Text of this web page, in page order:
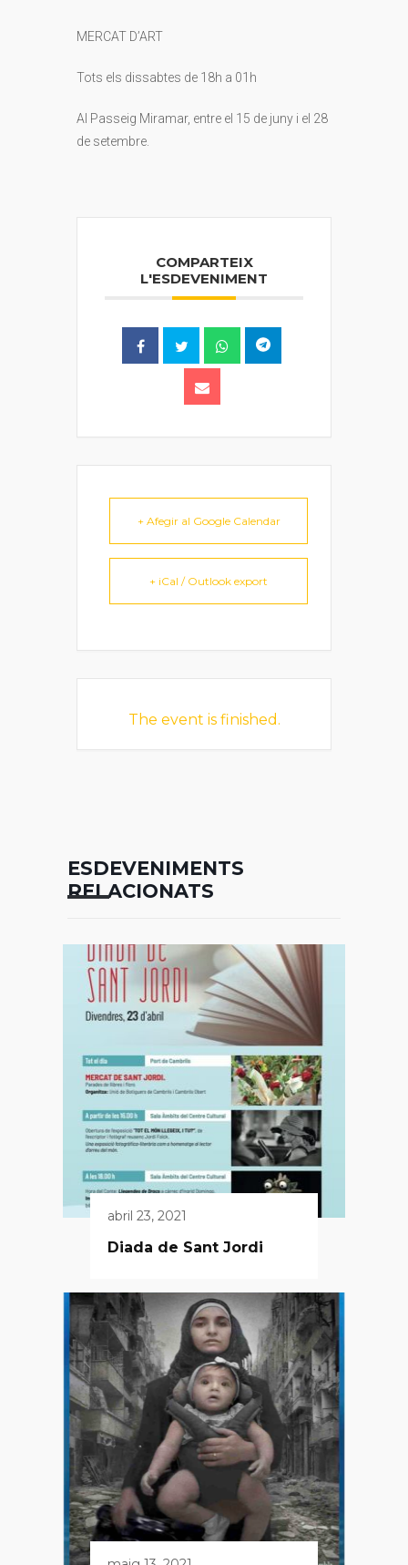
MERCAT D’ART
Tots els dissabtes de 18h a 01h
Al Passeig Miramar, entre el 15 de juny i el 28
de setembre.
COMPARTEIX
L'ESDEVENIMENT
+ Afegir al Google Calendar
+ iCal / Outlook export
The event is finished.
ESDEVENIMENTS
RELACIONATS
abril 23, 2021
Diada de Sant Jordi